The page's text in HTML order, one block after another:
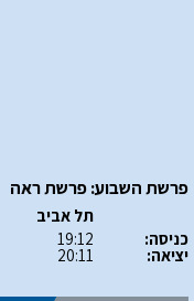
פרשת השבוע: פרשת ראה
כניסה:
יציאה:
תל אביב
19:12
20:11